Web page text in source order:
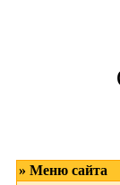
» Меню сайта